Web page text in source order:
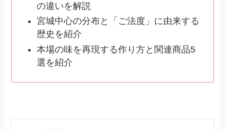
の違いを解説
宮城中心の分布と「ご法度」に由来する
歴史を紹介
本場の味を再現する作り方と関連商品5
選を紹介